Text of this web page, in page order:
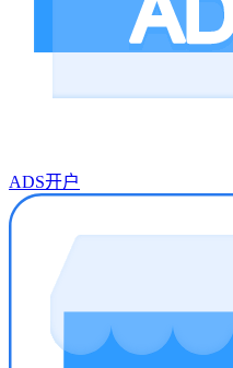
ADS开户